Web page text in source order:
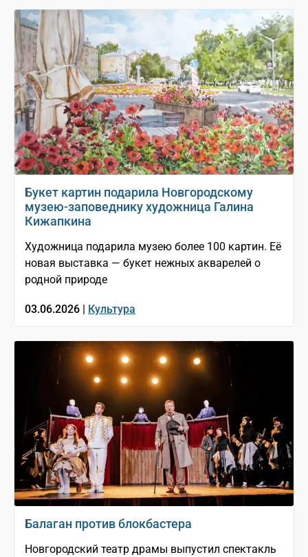
Букет картин подарила Новгородскому
музею-заповеднику художница Галина
Кижапкина
Художница подарила музею более 100 картин. Её
новая выставка — букет нежных акварелей о
родной природе
03.06.2026 | Культура
Балаган против блокбастера
Новгородский театр драмы выпустил спектакль